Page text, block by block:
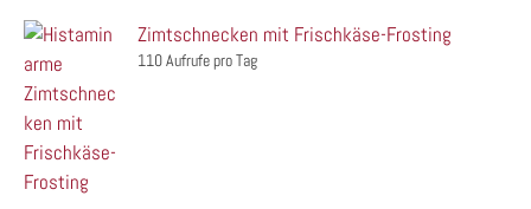
Zimtschnecken mit Frischkäse-Frosting
110 Aufrufe pro Tag